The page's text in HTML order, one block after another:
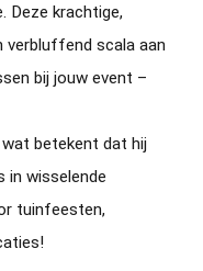
Deze krachtige,
verbluffend scala aan
bij jouw event –
betekent dat hij
in wisselende
tuinfeesten,